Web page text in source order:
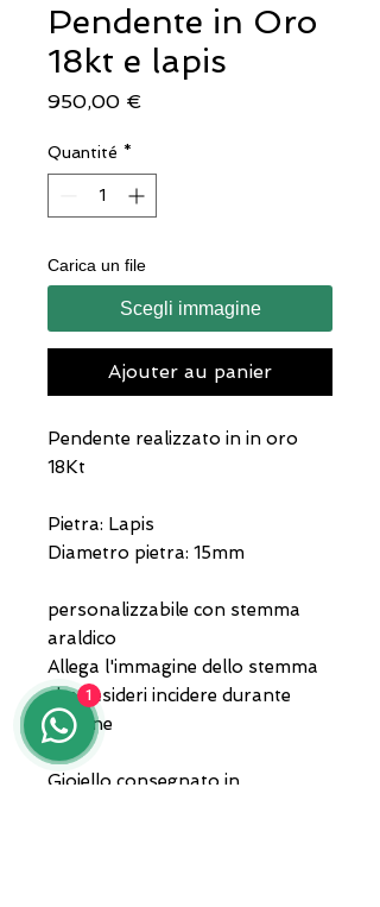
Pendente in Oro
18kt e lapis
950,00 €
Quantité *
Carica un file
Scegli immagine
Ajouter au panier
Pendente realizzato in in oro
18Kt
Pietra: Lapis
Diametro pietra: 15mm
personalizzabile con stemma
araldico
Allega l'immagine dello stemma
che desideri incidere durante
l'ordine
Gioiello consegnato in
1